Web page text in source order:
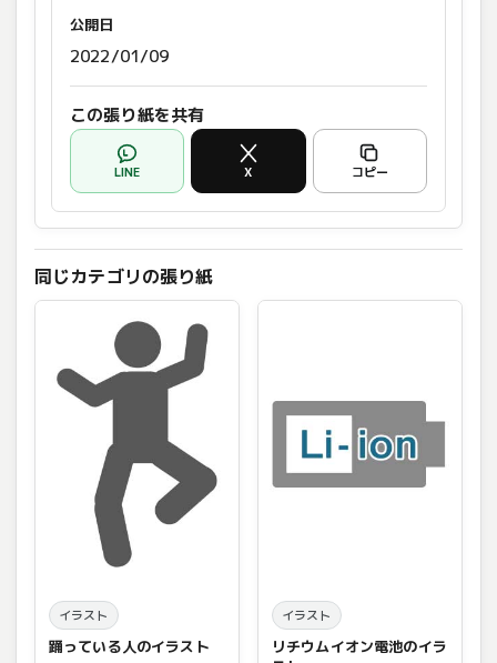
公開日
2022/01/09
この張り紙を共有
LINE X コピー
同じカテゴリの張り紙
イラスト
踊っている人のイラスト
イラスト
リチウムイオン電池のイラ